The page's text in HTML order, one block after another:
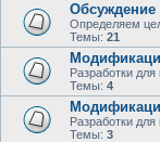
Обсуждение
Определяем
Темы: 21
Разработки для
Темы: 4
Разработки для
Темы: 3